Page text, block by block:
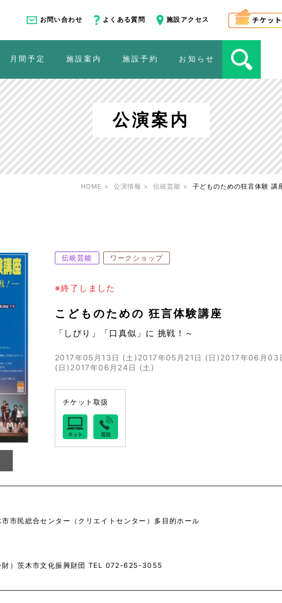
お問い合わせ よくある質問 施設アクセス
月間予定 施設案内 施設予約 お知らせ
公演案内
HOME 公演情報 伝統芸能 子どものための狂言体験 講
伝統芸能 ワークショップ
※終了しました
こどものための 狂言体験講座
「しびり」「口真似」に 挑戦！～
2017年05月13日 (土) 2017年05月21日 (日) 2017年06月03
(日) 2017年06月24日 (土)
チケット取扱
市市民総合センター（クリエイトセンター）多目的ホール
財）茨木市文化振興財団 TEL 072-625-3055